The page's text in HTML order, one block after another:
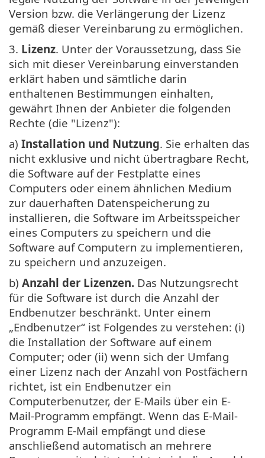
Version bzw. die Verlängerung der Lizenz
gemäß dieser Vereinbarung zu ermöglichen.
3. Lizenz. Unter der Voraussetzung, dass Sie
sich mit dieser Vereinbarung einverstanden
erklärt haben und sämtliche darin
enthaltenen Bestimmungen einhalten,
gewährt Ihnen der Anbieter die folgenden
Rechte (die "Lizenz"):
a) Installation und Nutzung. Sie erhalten das
nicht exklusive und nicht übertragbare Recht,
die Software auf der Festplatte eines
Computers oder einem ähnlichen Medium
zur dauerhaften Datenspeicherung zu
installieren, die Software im Arbeitsspeicher
eines Computers zu speichern und die
Software auf Computern zu implementieren,
zu speichern und anzuzeigen.
b) Anzahl der Lizenzen. Das Nutzungsrecht
für die Software ist durch die Anzahl der
Endbenutzer beschränkt. Unter einem
„Endbenutzer“ ist Folgendes zu verstehen: (i)
die Installation der Software auf einem
Computer; oder (ii) wenn sich der Umfang
einer Lizenz nach der Anzahl von Postfächern
richtet, ist ein Endbenutzer ein
Computerbenutzer, der E-Mails über ein E-
Mail-Programm empfängt. Wenn das E-Mail-
Programm E-Mail empfängt und diese
anschließend automatisch an mehrere